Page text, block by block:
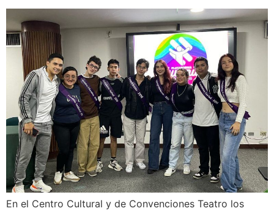
En el Centro Cultural y de Convenciones Teatro los